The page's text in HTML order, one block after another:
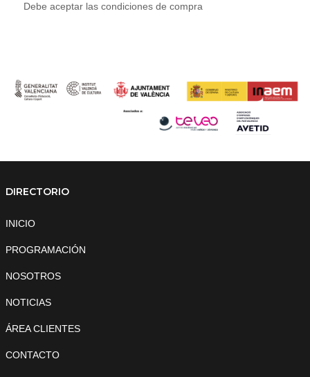
Debe aceptar las condiciones de compra
DIRECTORIO
INICIO
PROGRAMACIÓN
NOSOTROS
NOTICIAS
ÁREA CLIENTES
CONTACTO